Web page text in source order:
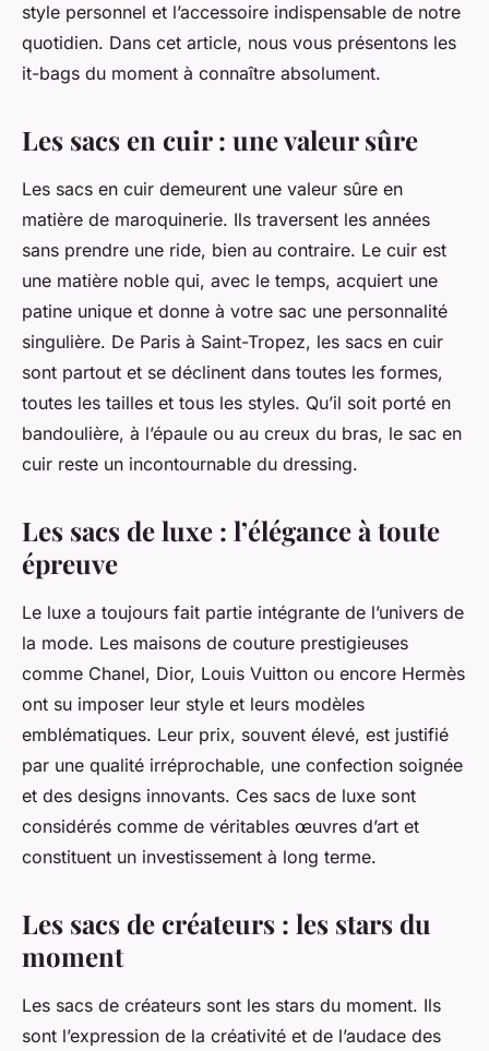
style personnel et l’accessoire indispensable de notre
quotidien. Dans cet article, nous vous présentons les
it-bags du moment à connaître absolument.
Les sacs en cuir : une valeur sûre
Les sacs en cuir demeurent une valeur sûre en
matière de maroquinerie. Ils traversent les années
sans prendre une ride, bien au contraire. Le cuir est
une matière noble qui, avec le temps, acquiert une
patine unique et donne à votre sac une personnalité
singulière. De Paris à Saint-Tropez, les sacs en cuir
sont partout et se déclinent dans toutes les formes,
toutes les tailles et tous les styles. Qu’il soit porté en
bandoulière, à l’épaule ou au creux du bras, le sac en
cuir reste un incontournable du dressing.
Les sacs de luxe : l’élégance à toute
épreuve
Le luxe a toujours fait partie intégrante de l’univers de
la mode. Les maisons de couture prestigieuses
comme Chanel, Dior, Louis Vuitton ou encore Hermès
ont su imposer leur style et leurs modèles
emblématiques. Leur prix, souvent élevé, est justifié
par une qualité irréprochable, une confection soignée
et des designs innovants. Ces sacs de luxe sont
considérés comme de véritables œuvres d’art et
constituent un investissement à long terme.
Les sacs de créateurs : les stars du
moment
Les sacs de créateurs sont les stars du moment. Ils
sont l’expression de la créativité et de l’audace des